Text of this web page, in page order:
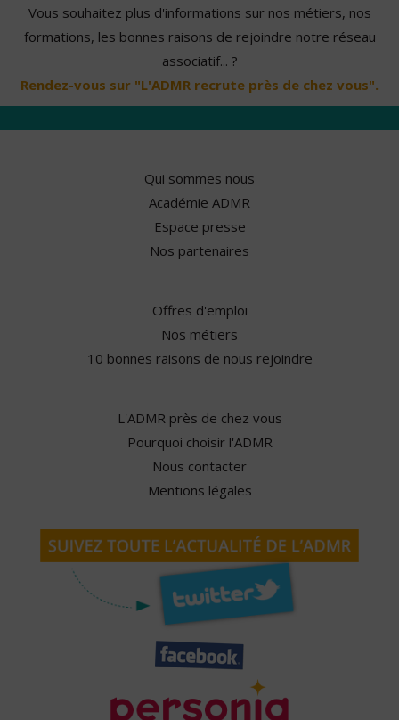
Vous souhaitez plus d'informations sur nos métiers, nos
formations, les bonnes raisons de rejoindre notre réseau
associatif... ?
Rendez-vous sur "L'ADMR recrute près de chez vous".
Qui sommes nous
Académie ADMR
Espace presse
Nos partenaires
Offres d'emploi
Nos métiers
10 bonnes raisons de nous rejoindre
L'ADMR près de chez vous
Pourquoi choisir l'ADMR
Nous contacter
Mentions légales